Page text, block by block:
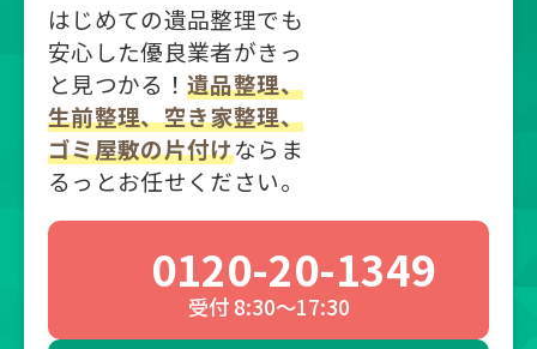
はじめての遺品整理でも
安心した優良業者がきっ
と見つかる！遺品整理、
生前整理、空き家整理、
ゴミ屋敷の片付けならま
るっとお任せください。
0120-20-1349
受付 8:30～17:30